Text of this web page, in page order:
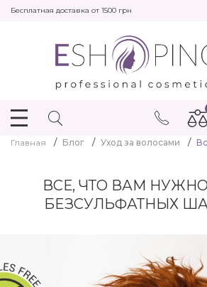
Бесплатная доставка от 1500 грн
Главная Блог Уход за волосами
ВСЕ, ЧТО ВАМ
БЕЗСУЛЬФАТНЫХ